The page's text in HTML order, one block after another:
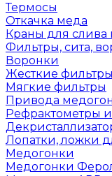
Термосы
Откачка меда
Краны для слива
Фильтры, сита,
Воронки
Жесткие фильтры
Мягкие фильтры
Привода
Рефрактометры
Лопатки, ложки
Медогонки
Медогонки